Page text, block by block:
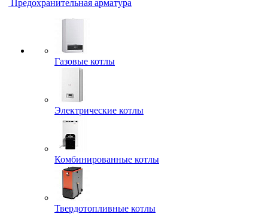
Предохранительная арматура
Газовые котлы
Электрические котлы
Комбинированные котлы
Твердотопливные котлы